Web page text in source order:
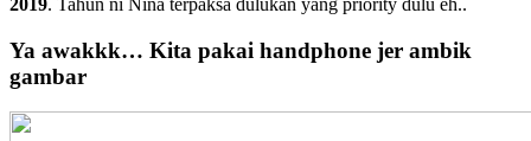
Ya awakkk… Kita pakai handphone jer ambik
gambar